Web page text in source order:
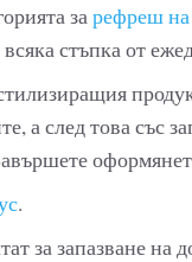
зарефреш
всяка стъпка от
а след това със
.
за запазване на